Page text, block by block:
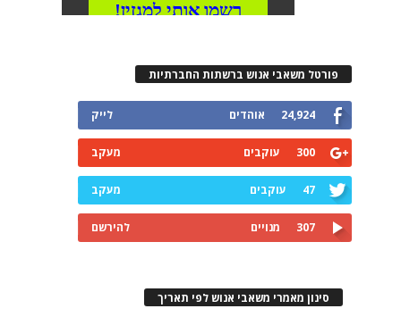
פורטל משאבי אנוש ברשתות החברתיות
24,924 אוהדים לייק
300 עוקבים מעקב
47 עוקבים מעקב
307 מנויים להירשם
סינון מאמרי משאבי אנוש לפי תאריך